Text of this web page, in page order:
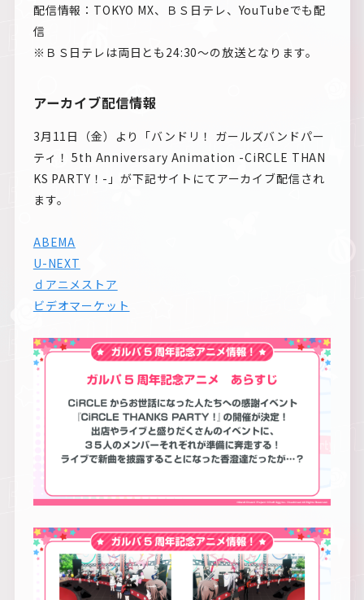
配信情報：TOKYO MX、ＢＳ日テレ、YouTubeでも配
信
※ＢＳ日テレは両日とも24:30～の放送となります。
アーカイブ配信情報
3月11日（金）より「バンドリ！ ガールズバンドパー
ティ！ 5th Anniversary Animation -CiRCLE THAN
KS PARTY！-」が下記サイトにてアーカイブ配信され
ます。
ABEMA
U-NEXT
ｄアニメストア
ビデオマーケット